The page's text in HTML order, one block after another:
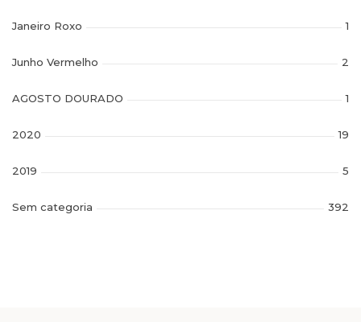
Janeiro Roxo 1
Junho Vermelho 2
AGOSTO DOURADO 1
2020 19
2019 5
Sem categoria 392